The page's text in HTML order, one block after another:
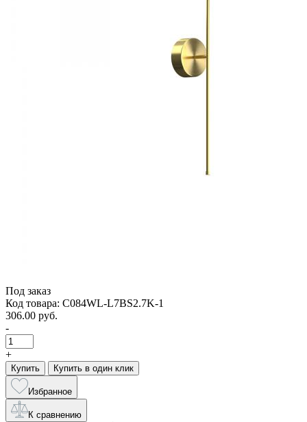
Под заказ
Код товара: C084WL-L7BS2.7K-1
306.00 руб.
-
+
Купить Купить в один клик
Избранное
К сравнению